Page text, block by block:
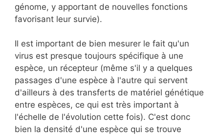
génome, y apportant de nouvelles fonctions
favorisant leur survie).
Il est important de bien mesurer le fait qu'un
virus est presque toujours spécifique à une
espèce, un récepteur (même s'il y a quelques
passages d'une espèce à l'autre qui servent
d'ailleurs à des transferts de matériel génétique
entre espèces, ce qui est très important à
l'échelle de l'évolution cette fois). C'est donc
bien la densité d'une espèce qui se trouve